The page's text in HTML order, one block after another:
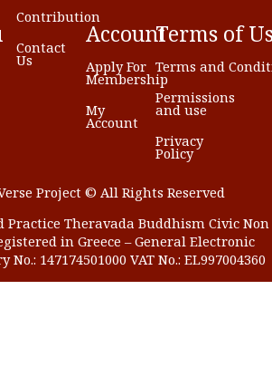
Contribution
Contact
Us
Account
Apply For
Membership
My
Account
Terms of
Terms and
Permissions
and use
Privacy
Policy
Project © All Rights Reserved
Practice Theravada Buddhism Civic Non
in Greece – General Electronic
147174501000 VAT No.: EL997004360